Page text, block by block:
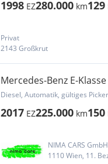
1998 EZ280.000 km129
Privat
2143 Großkrut
Mercedes-Benz E-
Diesel, Automatik, gültiges
2017 EZ225.000 km150
NIMA CARS GmbH
1110 Wien, 11.